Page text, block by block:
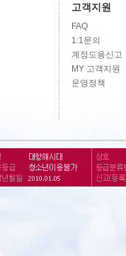
고객지원
FAQ
1:1문의
계정도용신고
MY 고객지원
운영정책